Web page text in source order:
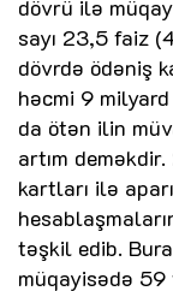
dövrü ilə
sayı 23,5 faiz
dövrdə ödəniş
həcmi 9
da ötən ilin
artım
kartları ilə
təşkil edib.
müqayisədə 59